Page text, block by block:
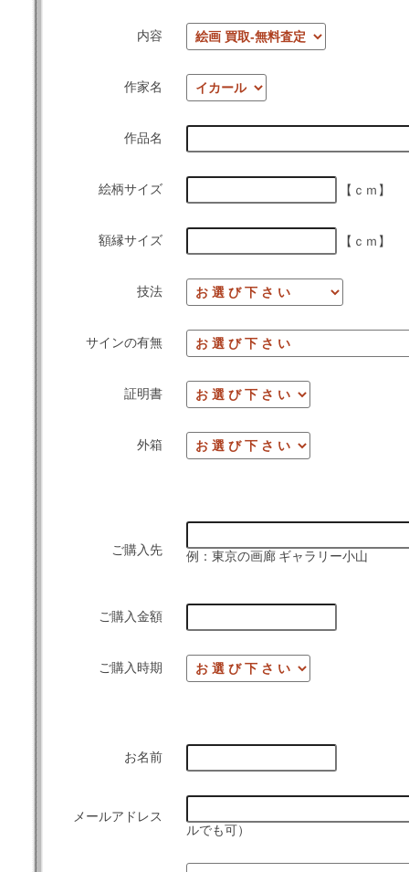
内容
作家名
作品名
絵柄サイズ 【ｃｍ】
額縁サイズ 【ｃｍ】
技法
サインの有無
証明書
外箱
ご購入先 例：東京の画廊 ギャラリー小山
ご購入金額
ご購入時期
お名前
メールアドレス
ルでも可）